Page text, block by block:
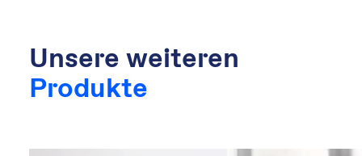
Unsere weiteren
Produkte